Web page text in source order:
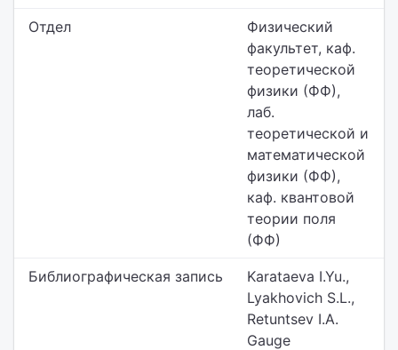
Отдел
Физический
факультет, каф.
теоретической
физики (ФФ),
лаб.
теоретической и
математической
физики (ФФ),
каф. квантовой
теории поля
(ФФ)
Библиографическая запись
Karataeva I.Yu.,
Lyakhovich S.L.,
Retuntsev I.A.
Gauge